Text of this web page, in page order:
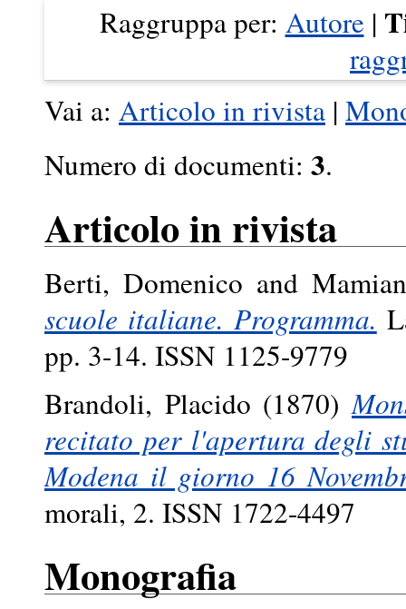
Raggruppa per: Autore |
Vai a: Articolo in rivista |
Numero di documenti: 3.
Articolo in rivista
Berti, Domenico and
scuole italiane. Programma.
pp. 3-14. ISSN 1125-9779
Brandoli, Placido (1870)
recitato per l'apertura degli
Modena il giorno 16
morali, 2. ISSN 1722-4497
Monografia